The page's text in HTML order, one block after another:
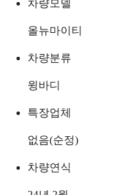
차량모델
올뉴마이티
차량분류
윙바디
특장업체
없음(순정)
차량연식